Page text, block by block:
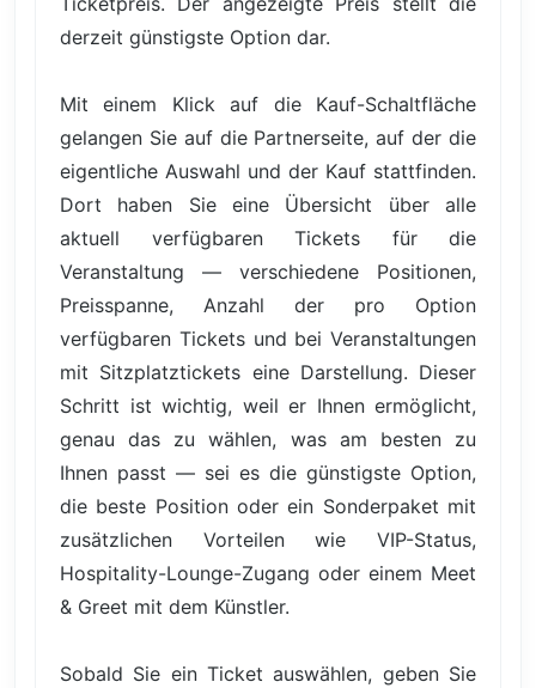
derzeit günstigste Option dar.
Mit einem Klick auf die Kauf-Schaltfläche
gelangen Sie auf die Partnerseite, auf der die
eigentliche Auswahl und der Kauf stattfinden.
Dort haben Sie eine Übersicht über alle
aktuell verfügbaren Tickets für die
Veranstaltung — verschiedene Positionen,
Preisspanne, Anzahl der pro Option
verfügbaren Tickets und bei Veranstaltungen
mit Sitzplatztickets eine Darstellung. Dieser
Schritt ist wichtig, weil er Ihnen ermöglicht,
genau das zu wählen, was am besten zu
Ihnen passt — sei es die günstigste Option,
die beste Position oder ein Sonderpaket mit
zusätzlichen Vorteilen wie VIP-Status,
Hospitality-Lounge-Zugang oder einem Meet
& Greet mit dem Künstler.
Sobald Sie ein Ticket auswählen, geben Sie